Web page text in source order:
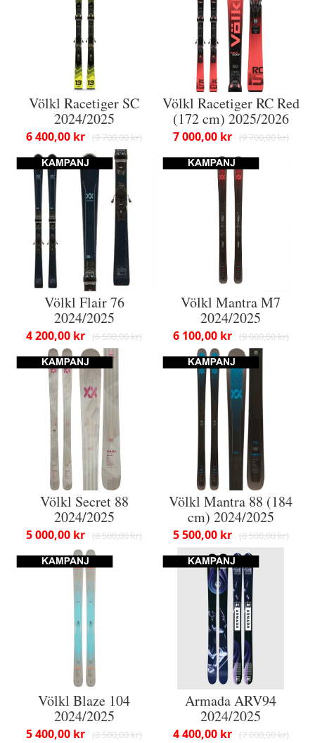
Völkl Racetiger SC
2024/2025
9 700,00 kr
6 400,00 kr
Völkl Racetiger RC Red
(172 cm) 2025/2026
9 700,00 kr
7 000,00 kr
Völkl Flair 76
2024/2025
6 500,00 kr
4 200,00 kr
Völkl Mantra M7
2024/2025
9 000,00 kr
6 100,00 kr
Völkl Secret 88
2024/2025
8 500,00 kr
5 000,00 kr
Völkl Mantra 88 (184
cm) 2024/2025
8 500,00 kr
5 500,00 kr
Völkl Blaze 104
2024/2025
8 500,00 kr
5 400,00 kr
Armada ARV94
2024/2025
7 000,00 kr
4 400,00 kr